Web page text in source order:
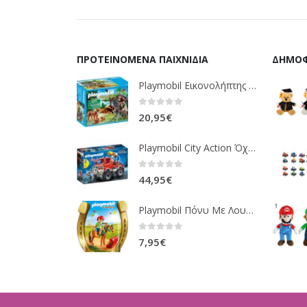
ΠΡΟΤΕΙΝΌΜΕΝΑ ΠΑΙΧΝΊΔΙΑ
Playmobil Εικονολήπτης Και Οικογένεια Από Λύγκες 5561
20,95€
Playmobil City Action Όχημα Πυροσβεστικής Με Τροχαλία Ρυμούλκησης 9466
44,95€
Playmobil Πόνυ Με Λουλουδάκια Και Κοριτσάκι 6968
7,95€